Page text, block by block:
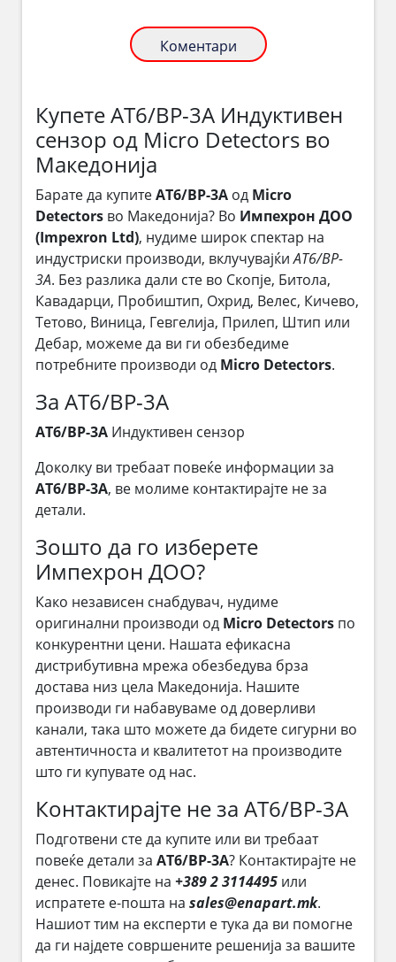
Коментари
Купете AT6/BP-3A Индуктивен
сензор од Micro Detectors во
Македонија
Барате да купитеAT6/BP-3A од Micro
Detectors во Македонија? Во Импехрон ДОО
(Impexron Ltd), нудиме широк спектар на
индустриски производи, вклучувајќиAT6/BP-
3A. Без разлика дали сте во Скопје, Битола,
Кавадарци, Пробиштип, Охрид, Велес, Кичево,
Тетово, Виница, Гевгелија, Прилеп, Штип или
Дебар, можеме да ви ги обезбедиме
потребните производи од Micro Detectors.
За AT6/BP-3A
AT6/BP-3A Индуктивен сензор
Доколку ви требаат повеќе информации за
AT6/BP-3A, ве молиме контактирајте не за
детали.
Зошто да го изберете
Импехрон ДОО?
Како независен снабдувач, нудиме
оригинални производи од Micro Detectors по
конкурентни цени. Нашата ефикасна
дистрибутивна мрежа обезбедува брза
достава низ цела Македонија. Нашите
производи ги набавуваме од доверливи
канали, така што можете да бидете сигурни во
автентичноста и квалитетот на производите
што ги купувате од нас.
Контактирајте не за AT6/BP-3A
Подготвени сте да купите или ви требаат
повеќе детали за AT6/BP-3A? Контактирајте не
денес. Повикајте на +389 2 3114495 или
испратете е-пошта на sales@enapart.mk.
Нашиот тим на експерти е тука да ви помогне
да ги најдете совршените решенија за вашите